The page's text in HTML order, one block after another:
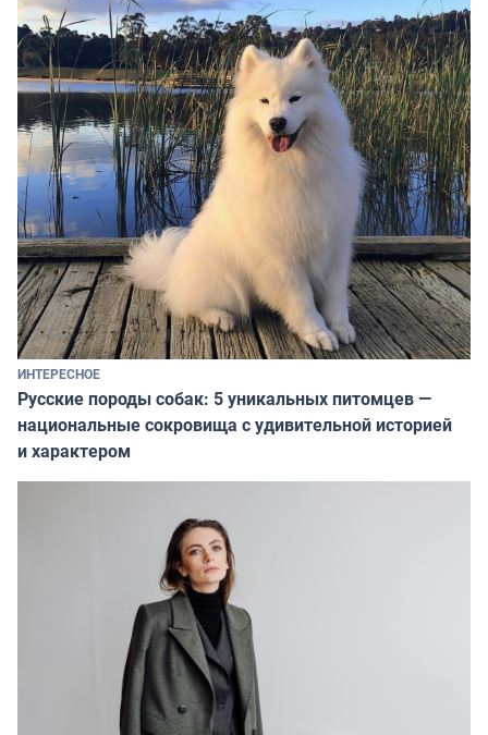
ИНТЕРЕСНОЕ
Русские породы собак: 5 уникальных питомцев —
национальные сокровища с удивительной историей
и характером